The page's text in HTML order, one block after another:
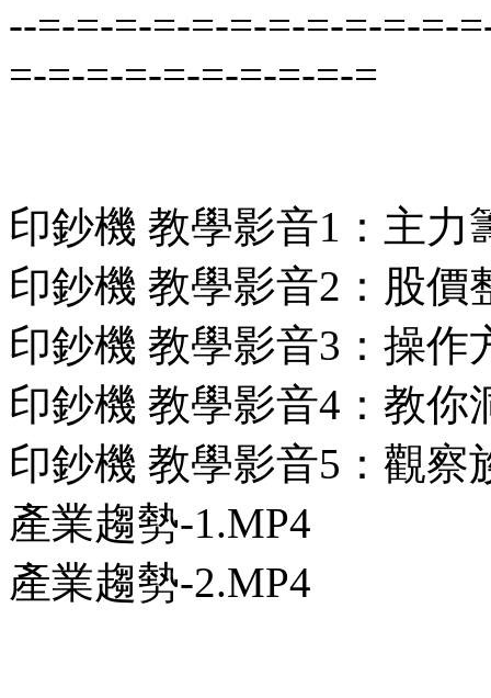
--=-=-=-=-=-=-=-=-=-=-=-
=-=-=-=-=-=-=-=-=-=
印鈔機 教學影音1：主力
印鈔機 教學影音2：股價
印鈔機 教學影音3：操作
印鈔機 教學影音4：教你
印鈔機 教學影音5：觀察
產業趨勢-1.MP4
產業趨勢-2.MP4